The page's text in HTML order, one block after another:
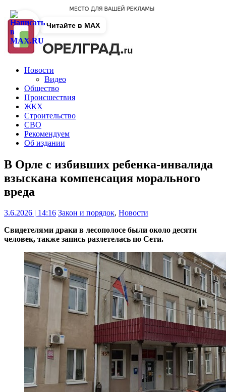
Новости
Видео
Общество
Происшествия
ЖКХ
Строительство
СВО
Рекомендуем
Об издании
В Орле с избивших ребенка-инвалида
взыскана компенсация морального
вреда
3.6.2026 | 14:16 Закон и порядок, Новости
Свидетелями драки в лесополосе были около десяти
человек, также запись разлетелась по Сети.
Читайте в MAX